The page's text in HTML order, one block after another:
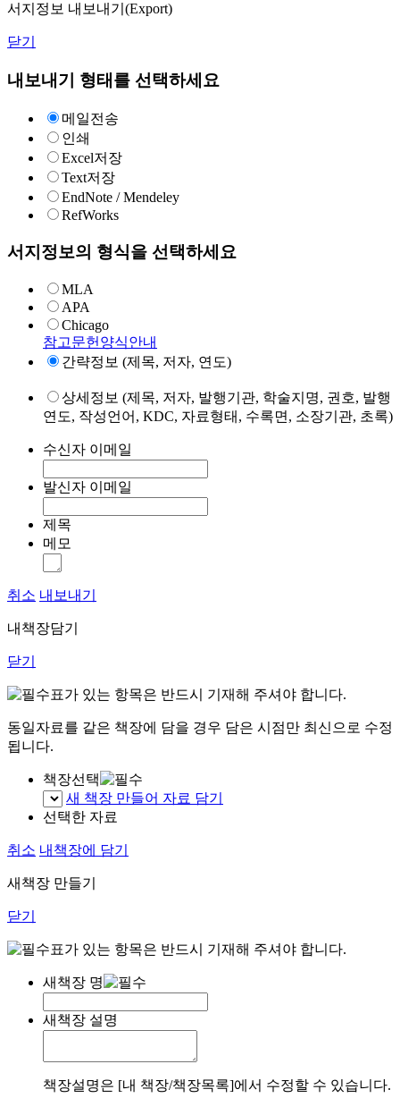
서지정보 내보내기(Export)
닫기
내보내기 형태를 선택하세요
메일전송
인쇄
Excel저장
Text저장
EndNote / Mendeley
RefWorks
서지정보의 형식을 선택하세요
MLA
APA
Chicago
참고문헌양식안내
간략정보 (제목, 저자, 연도)
상세정보 (제목, 저자, 발행기관, 학술지명, 권호, 발행
연도, 작성언어, KDC, 자료형태, 수록면, 소장기관, 초록)
수신자 이메일
발신자 이메일
제목
메모
취소 내보내기
내책장담기
닫기
표가 있는 항목은 반드시 기재해 주셔야 합니다.
동일자료를 같은 책장에 담을 경우 담은 시점만 최신으로 수정
됩니다.
책장선택
새 책장 만들어 자료 담기
선택한 자료
취소 내책장에 담기
새책장 만들기
닫기
표가 있는 항목은 반드시 기재해 주셔야 합니다.
새책장 명
새책장 설명
책장설명은 [내 책장/책장목록]에서 수정할 수 있습니다.